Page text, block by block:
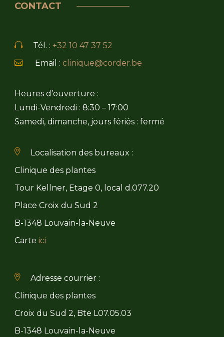
CONTACT
Tél. : +32 10 47 37 52
Email : clinique@corder.be
Heures d’ouverture :
Lundi-Vendredi : 8:30 – 17:00
Samedi, dimanche, jours fériés : fermé
Localisation des bureaux :
Clinique des plantes
Tour Kellner, Etage 0, local d.077.20
Place Croix du Sud 2
B-1348 Louvain-la-Neuve
Carte ici
Adresse courrier :
Clinique des plantes
Croix du Sud 2, Bte L07.05.03
B-1348 Louvain-la-Neuve